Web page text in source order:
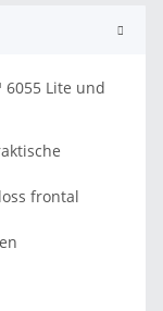
6055 Lite und
frontal